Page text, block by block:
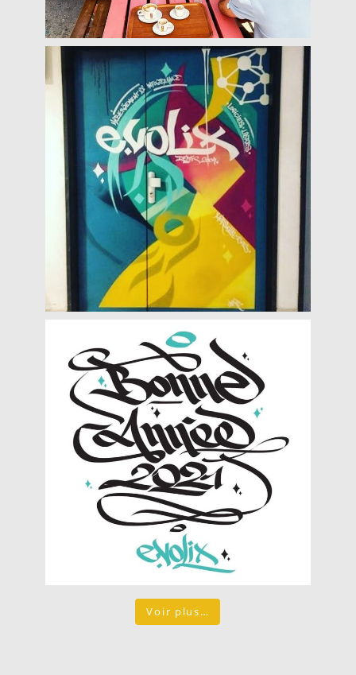
Voir plus…